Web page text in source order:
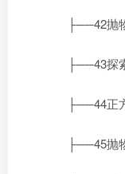
├──42抛物
├──43探索
├──44正方
├──45抛物